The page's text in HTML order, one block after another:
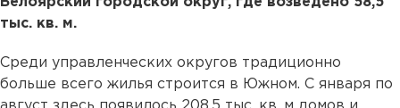
тыс. кв. м.
Среди управленческих округов традиционно
больше всего жилья строится в Южном. С января по